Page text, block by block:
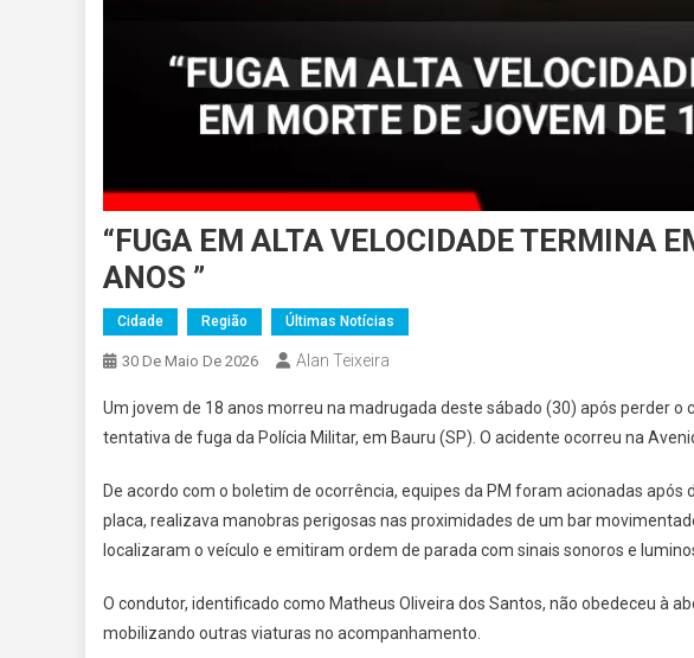
“FUGA EM ALTA VELOCIDADE TERMINA
ANOS ”
Cidade Região Últimas Notícias
30 De Maio De 2026 Alan Teixeira
Um jovem de 18 anos morreu na madrugada deste sábado (30) após perder
tentativa de fuga da Polícia Militar, em Bauru (SP). O acidente ocorreu na
De acordo com o boletim de ocorrência, equipes da PM foram acionadas
placa, realizava manobras perigosas nas proximidades de um bar
localizaram o veículo e emitiram ordem de parada com sinais sonoros e
O condutor, identificado como Matheus Oliveira dos Santos, não obedeceu à
mobilizando outras viaturas no acompanhamento.